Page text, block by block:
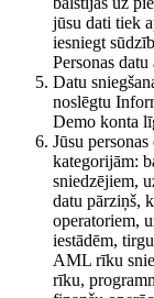
jūsu dati tiek
iesniegt
Personas
Datu
noslēgtu
Demo konta
Jūsu
kategorijām:
sniedzējiem,
datu pārziņš,
operatoriem,
iestādēm,
AML rīku
rīku,